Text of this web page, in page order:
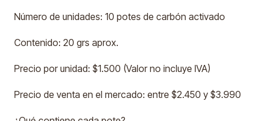
Número de unidades: 10 potes de carbón activado
Contenido: 20 grs aprox.
Precio por unidad: $1.500 (Valor no incluye IVA)
Precio de venta en el mercado: entre $2.450 y $3.990